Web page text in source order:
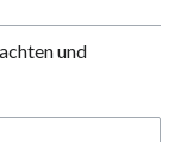
und